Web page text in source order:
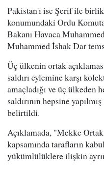
Pakistan'ı ise Şerif ile
konumundaki Ordu
Bakanı Havaca
Muhammed İshak Dar
Üç ülkenin ortak
saldırı eylemine karşı
amaçladığı ve üç ülkeden
saldırının hepsine
belirtildi.
Açıklamada, "Mekke
kapsamında tarafların
yükümlülüklere ilişkin